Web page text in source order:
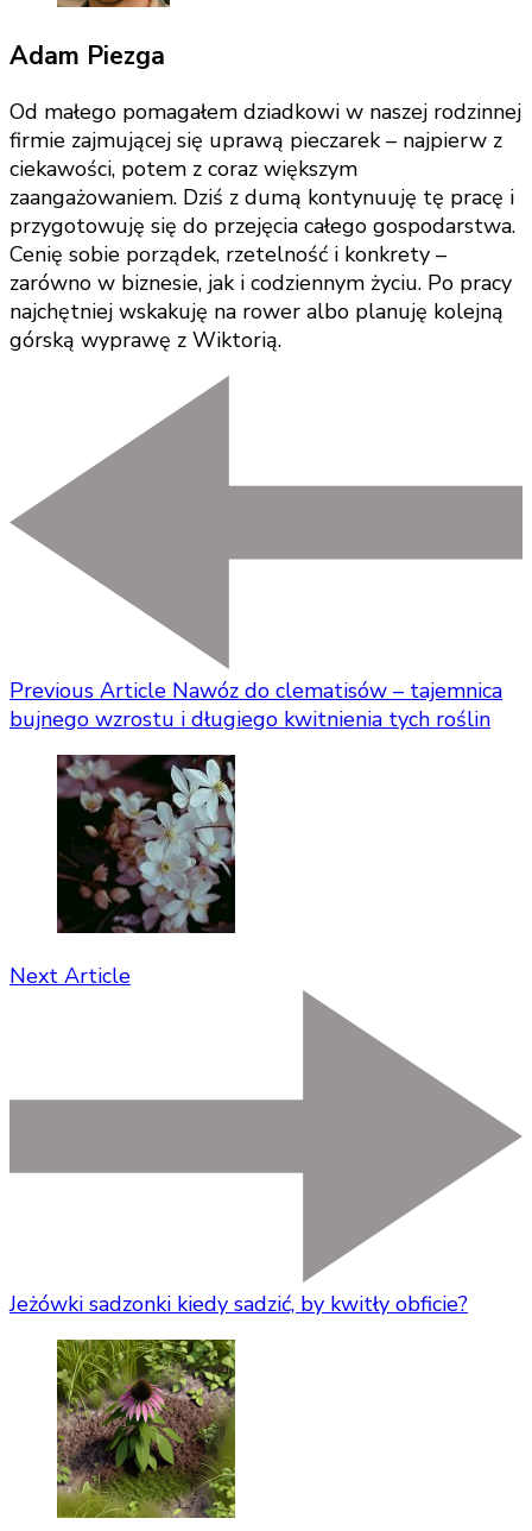
Adam Piezga
Od małego pomagałem dziadkowi w naszej rodzinnej
firmie zajmującej się uprawą pieczarek – najpierw z
ciekawości, potem z coraz większym
zaangażowaniem. Dziś z dumą kontynuuję tę pracę i
przygotowuję się do przejęcia całego gospodarstwa.
Cenię sobie porządek, rzetelność i konkrety –
zarówno w biznesie, jak i codziennym życiu. Po pracy
najchętniej wskakuję na rower albo planuję kolejną
górską wyprawę z Wiktorią.
Previous Article Nawóz do clematisów – tajemnica
bujnego wzrostu i długiego kwitnienia tych roślin
Next Article
Jeżówki sadzonki kiedy sadzić, by kwitły obficie?